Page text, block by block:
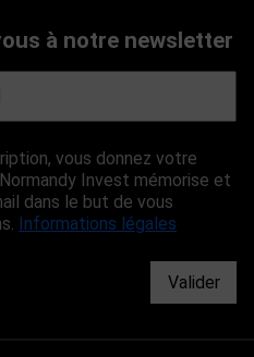
à notre newsletter
vous donnez votre
Invest mémorise et
dans le but de vous
Informations légales
Valider